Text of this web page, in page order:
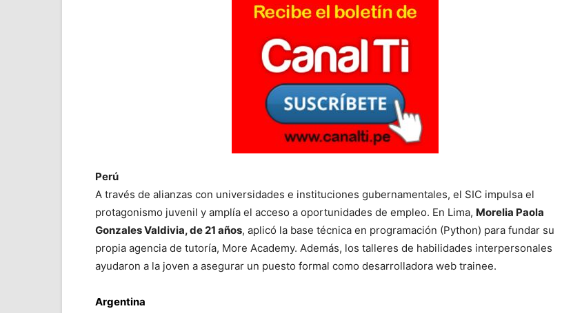
Perú
A través de alianzas con universidades e instituciones gubernamentales, el SIC impulsa el
protagonismo juvenil y amplía el acceso a oportunidades de empleo. En Lima, Morelia Paola
Gonzales Valdivia, de 21 años, aplicó la base técnica en programación (Python) para fundar su
propia agencia de tutoría, More Academy. Además, los talleres de habilidades interpersonales
ayudaron a la joven a asegurar un puesto formal como desarrolladora web trainee.
Argentina